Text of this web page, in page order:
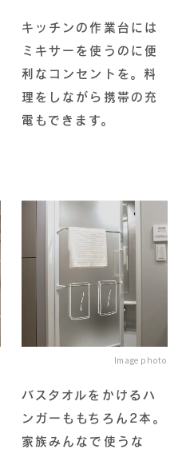
キッチンの作業台には
ミキサーを使うのに便
利なコンセントを。料
理をしながら携帯の充
電もできます。
Image photo
バスタオルをかけるハ
ンガーももちろん2本。
家族みんなで使うな